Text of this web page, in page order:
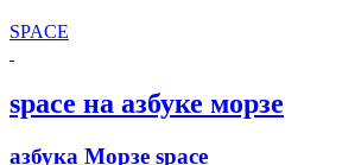
SPACE
space на азбуке морзе
азбука Морзе space